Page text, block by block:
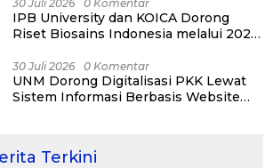
30 Juli 2026 0 Komentar
IPB University dan KOICA Dorong
Riset Biosains Indonesia melalui 2026
30 Juli 2026 0 Komentar
UNM Dorong Digitalisasi PKK Lewat
Sistem Informasi Berbasis Website
Terkini